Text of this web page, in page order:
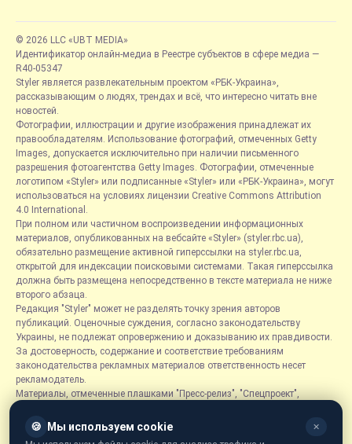
© 2026 LLC «UBT MEDIA»
Идентификатор онлайн-медиа в Реестре субъектов в сфере медиа —
R40-05347
Styler является развлекательным проектом «РБК-Украина»,
рассказывающим о людях, трендах и всё, что интересно читать вне
новостей.
Фотографии, иллюстрации и другие изображения принадлежат их
правообладателям. Использование фотографий, отмеченных Getty
Images, допускается исключительно при наличии письменного
разрешения фотоагентства Getty Images. Фотографии, отмеченные
логотипом «Styler» или подписанные «Styler» или «РБК-Украина», могут
использоваться на условиях лицензии Creative Commons Attribution
4.0 International.
При полном или частичном воспроизведении информационных
материалов, опубликованных на вебсайте «Styler» (styler.rbc.ua),
обязательно размещение активной гиперссылки на styler.rbc.ua,
открытой для индексации поисковыми системами. Такая гиперссылка
должна быть размещена непосредственно в тексте материала не ниже
второго абзаца.
Редакция "Styler" может не разделять точку зрения авторов
публикаций. Оценочные суждения, согласно законодательству
Украины, не подлежат опровержению и доказыванию их правдивости.
За достоверность, содержание и соответствие требованиям
законодательства рекламных материалов ответственность несет
рекламодатель.
Материалы, отмеченные плашками "Пресс-релиз", "Спецпроект",
размещаются на правах рекламы.
Рубрика «Новости компаний» является информационным форматом,
🍪 Мы используем cookie ✕